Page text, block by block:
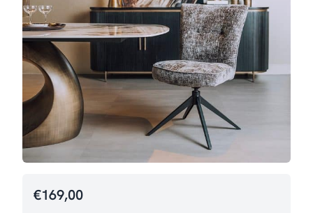
€169,00